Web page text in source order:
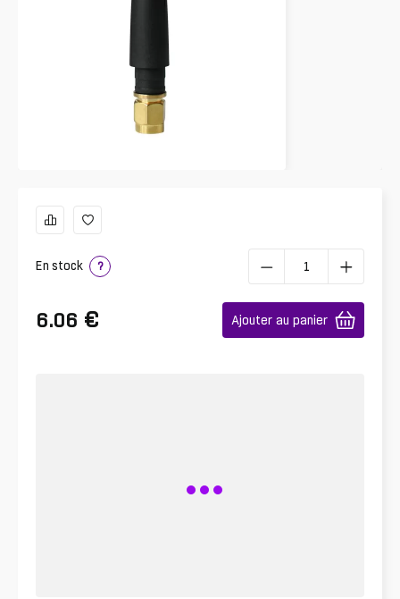
En stock ?
6.06 € Ajouter au panier